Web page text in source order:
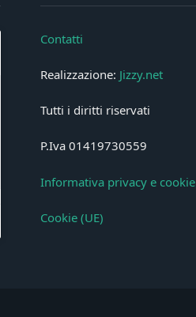
Contatti
Realizzazione: Jizzy.net
Tutti i diritti riservati
P.Iva 01419730559
Informativa privacy e cookie
Cookie (UE)